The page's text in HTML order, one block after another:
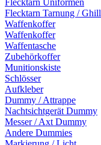
Flecktarn Uniformen
Flecktarn Tarnung /
Waffenkoffer
Waffenkoffer
Waffentasche
Zubehörkoffer
Munitionskiste
Schlösser
Aufkleber
Dummy / Attrappe
Nachtsichtgerät Dummy
Messer / Axt Dummy
Andere Dummies